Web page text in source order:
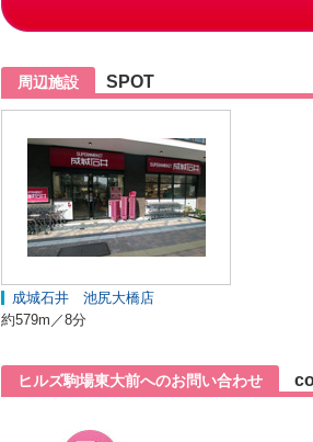
周辺施設 SPOT
成城石井 池尻大橋店
約579m／8分
ヒルズ駒場東大前へのお問い合わせ